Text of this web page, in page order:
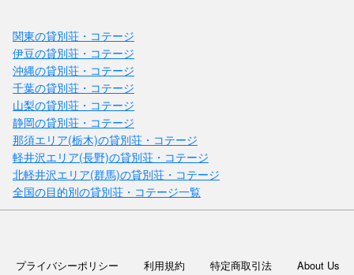
関東の貸別荘・コテージ
伊豆の貸別荘・コテージ
沖縄の貸別荘・コテージ
千葉の貸別荘・コテージ
山梨の貸別荘・コテージ
静岡の貸別荘・コテージ
那須エリア(栃木)の貸別荘・コテージ
軽井沢エリア(長野)の貸別荘・コテージ
北軽井沢エリア(群馬)の貸別荘・コテージ
全国の目的別の貸別荘・コテージ一覧
プライバシーポリシー 利用規約 特定商取引法 About Us